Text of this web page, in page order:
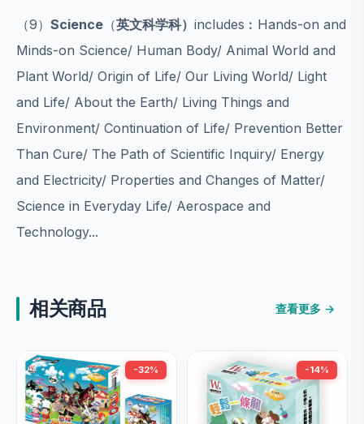
（9） Science （英文科学科） includes︰Hands-on and
Minds-on Science/ Human Body/ Animal World and
Plant World/ Origin of Life/ Our Living World/ Light
and Life/ About the Earth/ Living Things and
Environment/ Continuation of Life/ Prevention Better
Than Cure/ The Path of Scientific Inquiry/ Energy
and Electricity/ Properties and Changes of Matter/
Science in Everyday Life/ Aerospace and
Technology...
相关商品 查看更多 →
-32% -14%